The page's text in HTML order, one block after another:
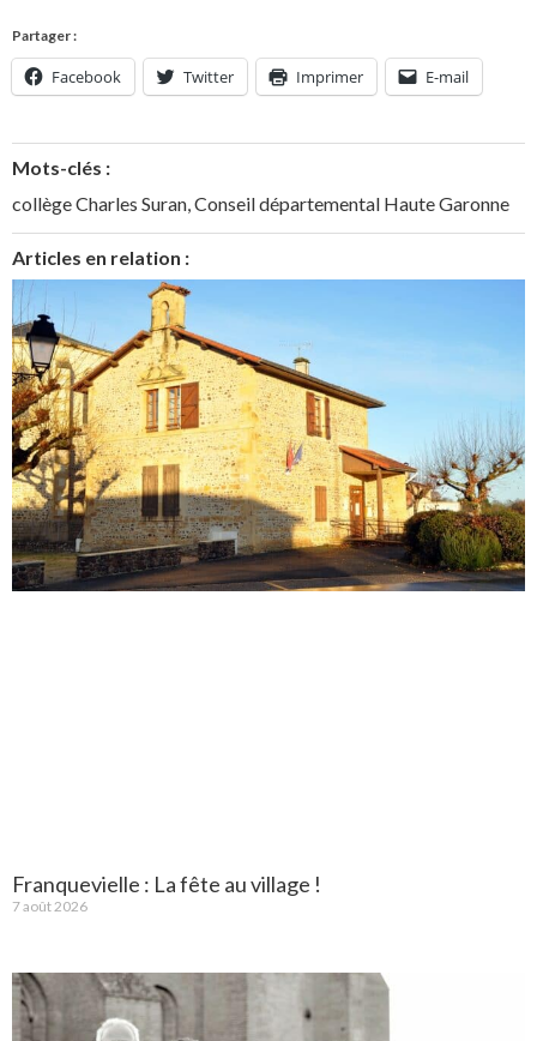
Partager :
Facebook Twitter Imprimer E-mail
Mots-clés :
collège Charles Suran Conseil départemental Haute Garonne
Articles en relation :
Franquevielle : La fête au village !
7 août 2026